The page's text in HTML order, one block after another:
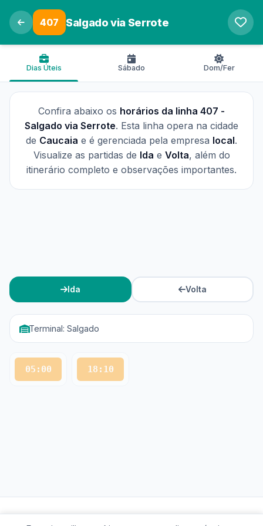
407 Salgado via Serrote
Dias Úteis Sábado Dom/Fer
Confira abaixo os horários da linha 407 -
Salgado via Serrote. Esta linha opera na cidade
de Caucaia e é gerenciada pela empresa local.
Visualize as partidas de Ida e Volta, além do
itinerário completo e observações importantes.
Ida Volta
Terminal: Salgado
05:00 18:10